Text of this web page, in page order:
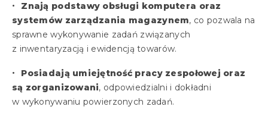
Znają podstawy obsługi komputera oraz
systemów zarządzania magazynem, co pozwala na
sprawne wykonywanie zadań związanych
z inwentaryzacją i ewidencją towarów.
Posiadają umiejętność pracy zespołowej oraz
są zorganizowani, odpowiedzialni i dokładni
w wykonywaniu powierzonych zadań.